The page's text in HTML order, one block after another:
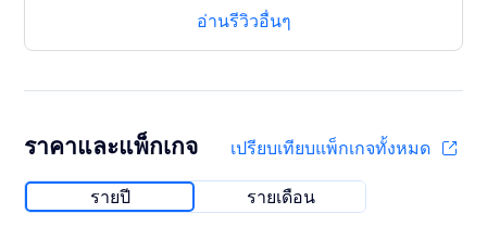
อ่านรีวิวอื่นๆ
ราคาและแพ็กเกจ เปรียบเทียบแพ็กเกจทั้งหมด
รายปี รายเดือน